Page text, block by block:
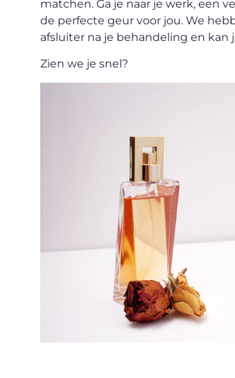
matchen. Ga je naar je werk, een
de perfecte geur voor jou. We
afsluiter na je behandeling en
Zien we je snel?